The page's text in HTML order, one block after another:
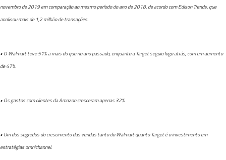
novembro de 2019 em comparação ao mesmo período do ano de 2018, de acordo com Edison Trends, que
analisou mais de 1,2 milhão de transações.
• O Walmart teve 51% a mais do que no ano passado, enquanto a Target seguiu logo atrás, com um aumento
de 47%.
• Os gastos com clientes da Amazon cresceram apenas 32%
• Um dos segredos do crescimento das vendas tanto do Walmart quanto Target é o investimento em
estratégias omnichannel.